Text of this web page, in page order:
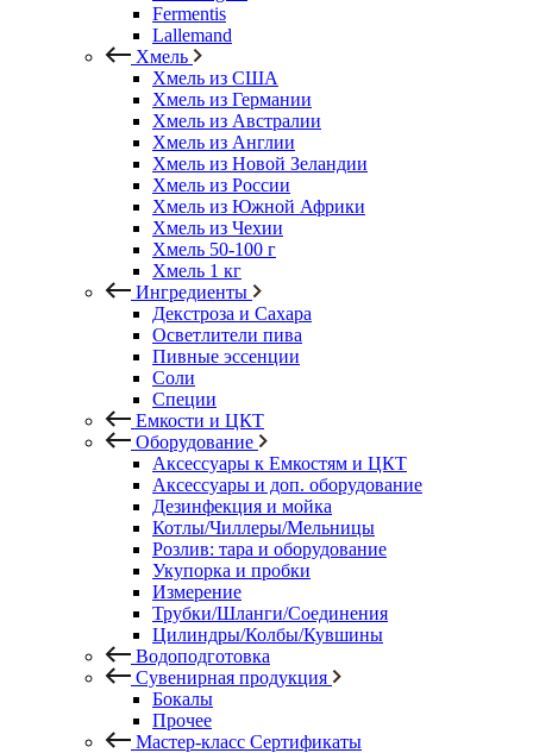
Fermentis
Lallemand
Хмель
Хмель из США
Хмель из Германии
Хмель из Австралии
Хмель из Англии
Хмель из Новой Зеландии
Хмель из России
Хмель из Южной Африки
Хмель из Чехии
Хмель 50-100 г
Хмель 1 кг
Ингредиенты
Декстроза и Сахара
Осветлители пива
Пивные эссенции
Соли
Специи
Емкости и ЦКТ
Оборудование
Аксессуары к Емкостям и ЦКТ
Аксессуары и доп. оборудование
Дезинфекция и мойка
Котлы/Чиллеры/Мельницы
Розлив: тара и оборудование
Укупорка и пробки
Измерение
Трубки/Шланги/Соединения
Цилиндры/Колбы/Кувшины
Водоподготовка
Сувенирная продукция
Бокалы
Прочее
Мастер-класс Сертификаты